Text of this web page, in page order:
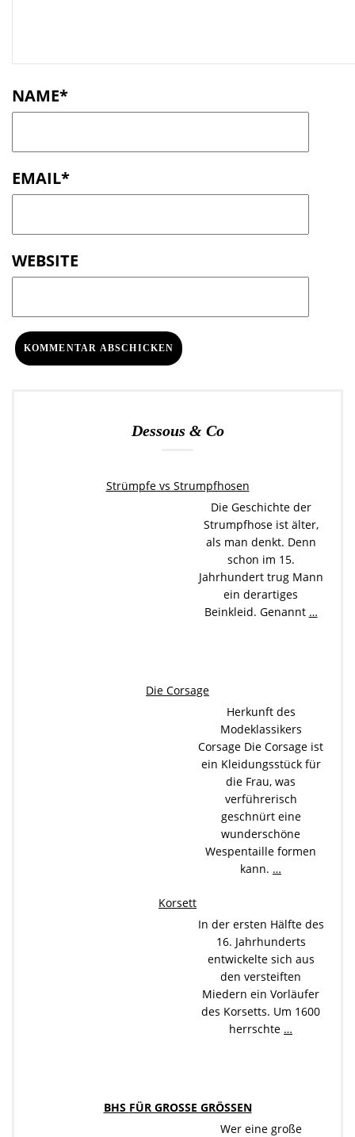
NAME*
EMAIL*
WEBSITE
Dessous & Co
Strümpfe vs Strumpfhosen
Die Geschichte der
Strumpfhose ist älter,
als man denkt. Denn
schon im 15.
Jahrhundert trug Mann
ein derartiges
Beinkleid. Genannt …
Die Corsage
Herkunft des
Modeklassikers
Corsage Die Corsage ist
ein Kleidungsstück für
die Frau, was
verführerisch
geschnürt eine
wunderschöne
Wespentaille formen
kann. …
Korsett
In der ersten Hälfte des
16. Jahrhunderts
entwickelte sich aus
den versteiften
Miedern ein Vorläufer
des Korsetts. Um 1600
herrschte …
BHS FÜR GROSSE GRÖSSEN
Wer eine große